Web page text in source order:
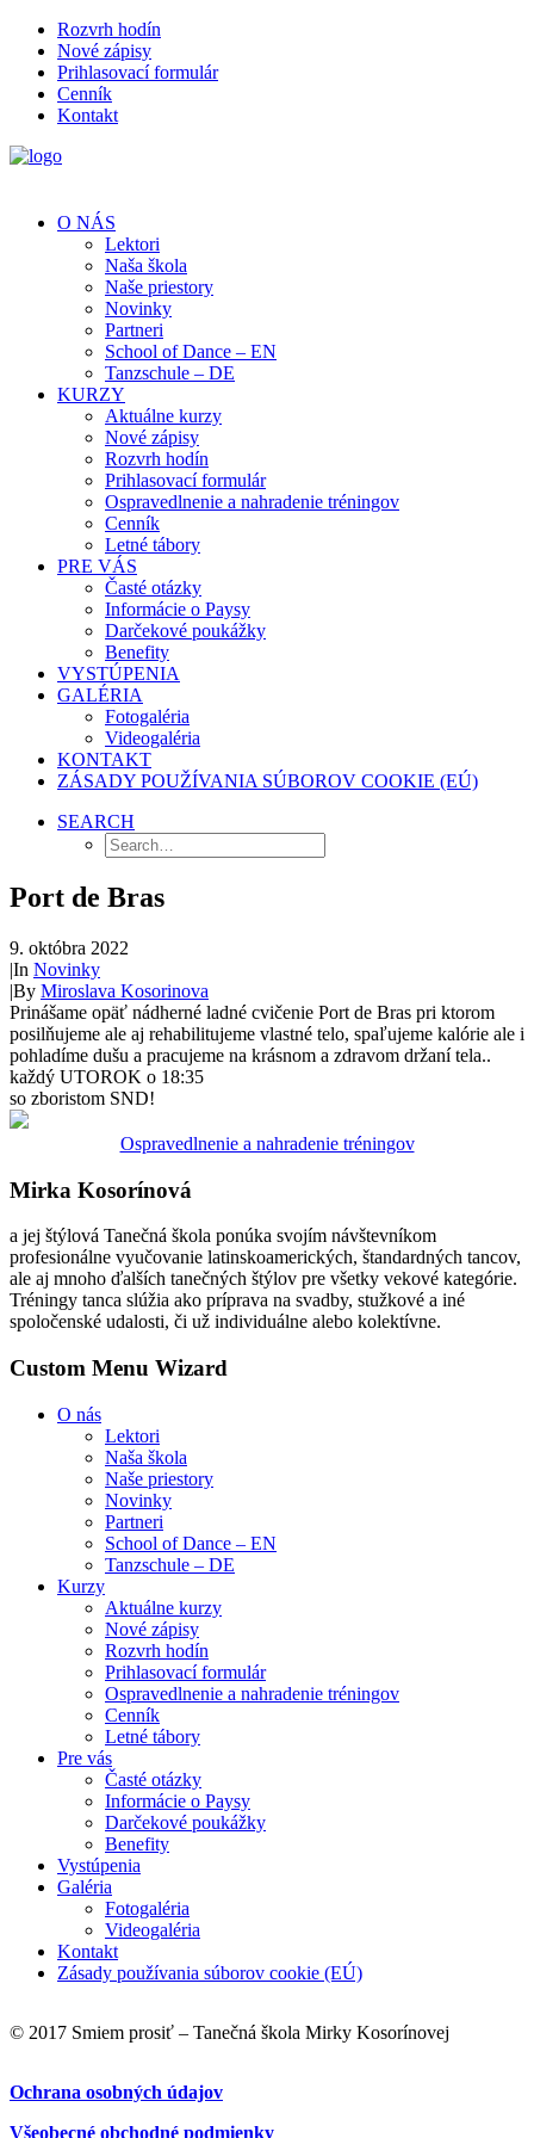
Rozvrh hodín
Nové zápisy
Prihlasovací formulár
Cenník
Kontakt
O NÁS
Lektori
Naša škola
Naše priestory
Novinky
Partneri
School of Dance – EN
Tanzschule – DE
KURZY
Aktuálne kurzy
Nové zápisy
Rozvrh hodín
Prihlasovací formulár
Ospravedlnenie a nahradenie tréningov
Cenník
Letné tábory
PRE VÁS
Časté otázky
Informácie o Paysy
Darčekové poukážky
Benefity
VYSTÚPENIA
GALÉRIA
Fotogaléria
Videogaléria
KONTAKT
ZÁSADY POUŽÍVANIA SÚBOROV COOKIE (EÚ)
SEARCH
Port de Bras
9. októbra 2022
|In Novinky
|By Miroslava Kosorinova
Prinášame opäť nádherné ladné cvičenie Port de Bras pri ktorom
posilňujeme ale aj rehabilitujeme vlastné telo, spaľujeme kalórie ale i
pohladíme dušu a pracujeme na krásnom a zdravom držaní tela..
každý UTOROK o 18:35
so zboristom SND!
Ospravedlnenie a nahradenie tréningov
Mirka Kosorínová
a jej štýlová Tanečná škola ponúka svojím návštevníkom
profesionálne vyučovanie latinskoamerických, štandardných tancov,
ale aj mnoho ďalších tanečných štýlov pre všetky vekové kategórie.
Tréningy tanca slúžia ako príprava na svadby, stužkové a iné
spoločenské udalosti, či už individuálne alebo kolektívne.
Custom Menu Wizard
O nás
Lektori
Naša škola
Naše priestory
Novinky
Partneri
School of Dance – EN
Tanzschule – DE
Kurzy
Aktuálne kurzy
Nové zápisy
Rozvrh hodín
Prihlasovací formulár
Ospravedlnenie a nahradenie tréningov
Cenník
Letné tábory
Pre vás
Časté otázky
Informácie o Paysy
Darčekové poukážky
Benefity
Vystúpenia
Galéria
Fotogaléria
Videogaléria
Kontakt
Zásady používania súborov cookie (EÚ)
© 2017 Smiem prosiť – Tanečná škola Mirky Kosorínovej
Ochrana osobných údajov
Všeobecné obchodné podmienky